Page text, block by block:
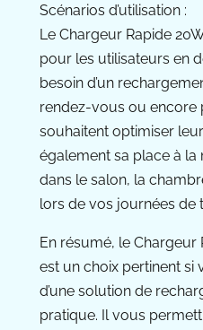
Scénarios d’utilisation :
Le Chargeur Rapide
pour les utilisateurs en
besoin d’un
rendez-vous ou
souhaitent optimiser
également sa place à la
dans le salon, la
lors de vos journées de
En résumé, le Chargeur
est un choix pertinent si
d’une solution de
pratique. Il vous